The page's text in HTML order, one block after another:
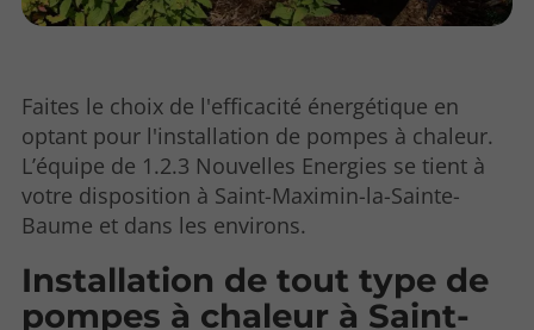
Faites le choix de l'efficacité énergétique en
optant pour l'installation de pompes à chaleur.
L’équipe de 1.2.3 Nouvelles Energies se tient à
votre disposition à Saint-Maximin-la-Sainte-
Baume et dans les environs.
Installation de tout type de
pompes à chaleur à Saint-